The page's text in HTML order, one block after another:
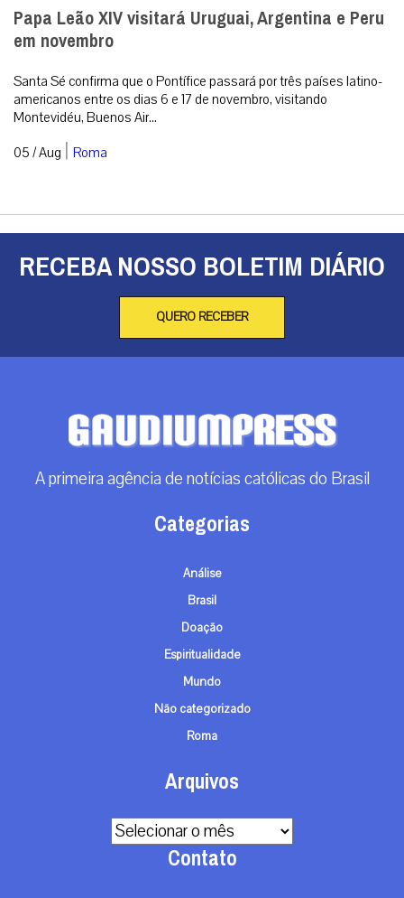
Papa Leão XIV visitará Uruguai, Argentina e Peru
em novembro
Santa Sé confirma que o Pontífice passará por três países latino-
americanos entre os dias 6 e 17 de novembro, visitando
Montevidéu, Buenos Air...
05 / Aug | Roma
RECEBA NOSSO BOLETIM DIÁRIO
QUERO RECEBER
A primeira agência de notícias católicas do Brasil
Categorias
Análise
Brasil
Doação
Espiritualidade
Mundo
Não categorizado
Roma
Arquivos
Arquivos
Contato